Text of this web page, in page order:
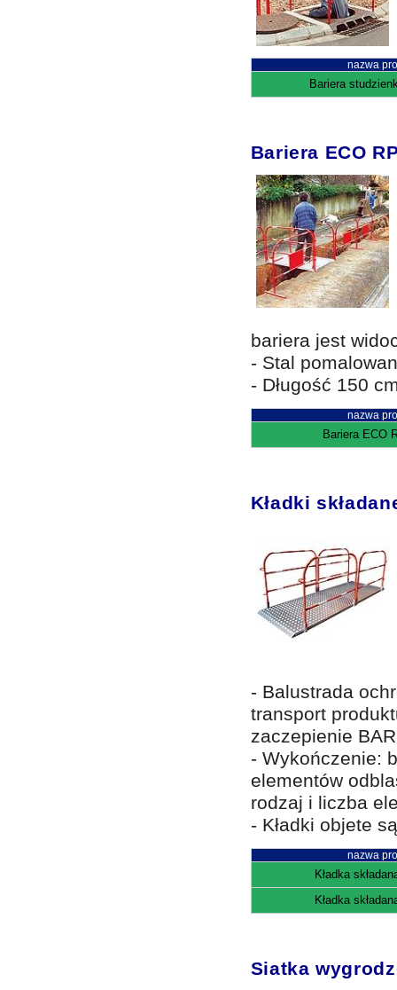
nazwa
Bariera
Bariera ECO
bariera jest
- Stal
- Długość 150
nazwa
Bariera ECO
Kładki
- Balustrada
transport
zaczepienie
- Wykończenie:
elementów
rodzaj i liczba
- Kładki objete
nazwa
Kładka
Kładka
Siatka